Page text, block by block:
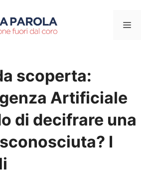
Menu
scoperta:
Artificiale
di decifrare una
I